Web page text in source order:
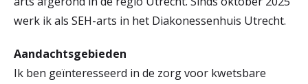
werk ik als SEH-arts in het Diakonessenhuis Utrecht.
Aandachtsgebieden
Ik ben geïnteresseerd in de zorg voor kwetsbare